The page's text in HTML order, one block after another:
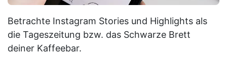
Betrachte Instagram Stories und Highlights als
die Tageszeitung bzw. das Schwarze Brett
deiner Kaffeebar.